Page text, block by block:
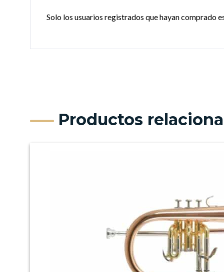
Solo los usuarios registrados que hayan comprado
Productos